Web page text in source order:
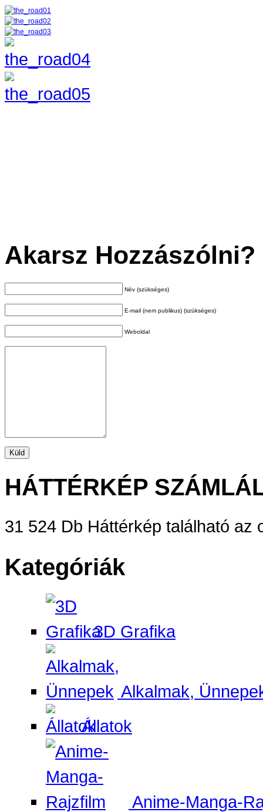
Akarsz Hozzászólni?
Név (szükséges)
E-mail (nem publikus) (szükséges)
Weboldal
HÁTTÉRKÉP
31 524 Db Háttérkép található az
Kategóriák
3D Grafika
Alkalmak,
Állatok
Anime-Manga-